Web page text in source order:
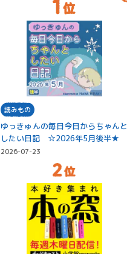
読みもの
ゆっきゅんの毎日今日からちゃんと
したい日記 ☆2026年5月後半★
2026-07-23